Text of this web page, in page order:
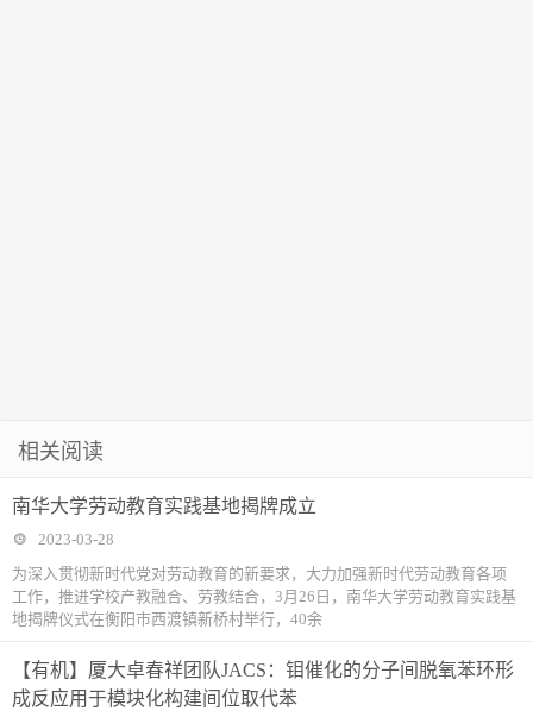
相关阅读
南华大学劳动教育实践基地揭牌成立
2023-03-28
为深入贯彻新时代党对劳动教育的新要求，大力加强新时代劳动教育各项
工作，推进学校产教融合、劳教结合，3月26日，南华大学劳动教育实践基
地揭牌仪式在衡阳市西渡镇新桥村举行，40余
【有机】厦大卓春祥团队JACS：钼催化的分子间脱氧苯环形
成反应用于模块化构建间位取代苯